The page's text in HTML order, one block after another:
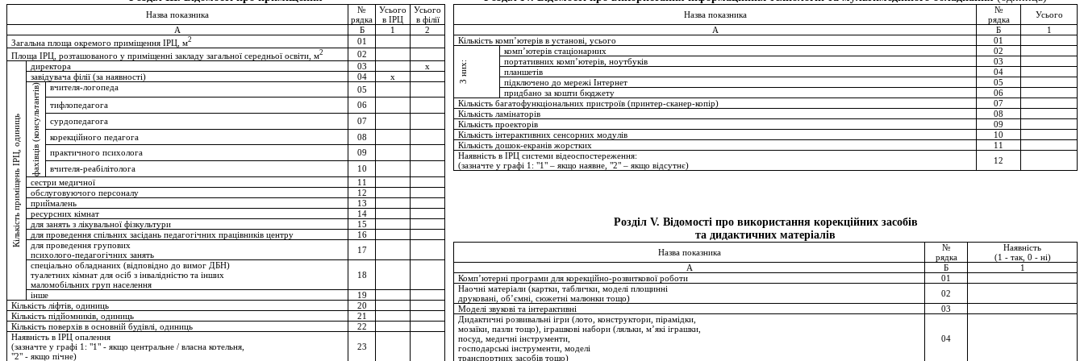
Назва показника
№
рядка
Усього
в ІРЦ
Усього
в філії
A
Б 1
2
Загальна площа окремого приміщення ІРЦ, м2
01
Площа ІРЦ, розташованого у приміщенні закладу загальної середньої освіти, м2 02
Кількість приміщень ІРЦ, одиниць
директора 03
x
завідувача філії (за наявності)
04 x
фахівців (консультантів) вчителя-логопеда
05
тифлопедагога
06
сурдопедагога
07
корекційного педагога
08
практичного психолога
09
вчителя-реабілітолога
10
сестри медичної
11
обслуговуючого персоналу
12
приймалень
13
ресурсних кімнат
14
для занять з лікувальної фізкультури
15
для проведення спільних засідань педагогічних працівників центру
16
для проведення групових
психолого-педагогічних занять
17
спеціально обладнаних (відповідно до вимог ДБН)
туалетних кімнат для осіб з інвалідністю та інших
маломобільних груп населення
18
інше
19
Кількість ліфтів, одиниць
20
Кількість підйомників, одиниць
21
Кількість поверхів в основній будівлі, одиниць
22
Наявність в ІРЦ опалення
(зазначте у графі 1: "1" - якщо центральне / власна котельня,
"2" - якщо пічне)
23
Назва показника
№
рядка
Усього
A
Б
1
Кількість комп’ютерів в установі, усього
01
З них:
комп’ютерів стаціонарних
02
портативних комп’ютерів, ноутбуків
03
планшетів
04
підключено до мережі Інтернет
05
придбано за кошти бюджету
06
Кількість багатофункціональних пристроїв (принтер-сканер-копір)
07
Кількість ламінаторів
08
Кількість проекторів
09
Кількість інтерактивних сенсорних модулів
10
Кількість дошок-екранів жорстких
11
Наявність в ІРЦ системи відеоспостереження:
(зазначте у графі 1: "1" – якщо наявне, "2" – якщо відсутнє)
12
Розділ V. Відомості про використання корекційних засобів
та дидактичних матеріалів
Назва показника
№
рядка
Наявність
(1 - так, 0 - ні)
A
Б
1
Комп’ютерні програми для корекційно-розвиткової роботи
01
Наочні матеріали (картки, таблички, моделі площинні
друковані, об’ємні, сюжетні малюнки тощо)
02
Моделі звукові та інтерактивні
03
Дидактичні розвивальні ігри (лото, конструктори, пірамідки,
мозаїки, пазли тощо), іграшкові набори (ляльки, м’які іграшки,
посуд, медичні інструменти,
господарські інструменти, моделі
транспортних засобів тощо)
04